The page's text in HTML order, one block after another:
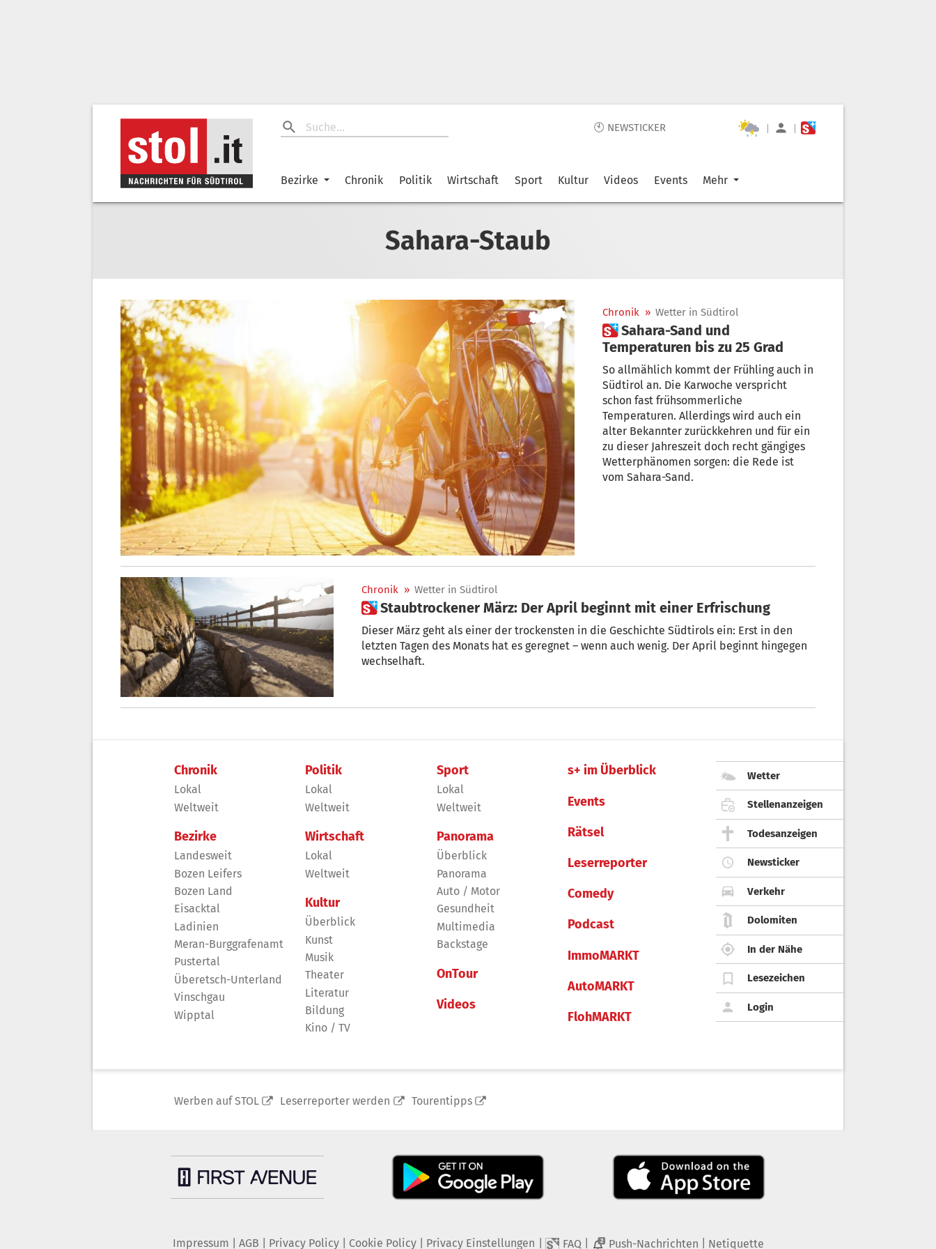
🕙 NEWSTICKER | |
Bezirke Chronik Politik Wirtschaft Sport Kultur Videos Events Mehr
Sahara-Staub
Chronik » Wetter in Südtirol
 Sahara-Sand und
Temperaturen bis zu 25 Grad
So allmählich kommt der Frühling auch in
Südtirol an. Die Karwoche verspricht
schon fast frühsommerliche
Temperaturen. Allerdings wird auch ein
alter Bekannter zurückkehren und für ein
zu dieser Jahreszeit doch recht gängiges
Wetterphänomen sorgen: die Rede ist
vom Sahara-Sand.
Chronik » Wetter in Südtirol
 Staubtrockener März: Der April beginnt mit einer Erfrischung
Dieser März geht als einer der trockensten in die Geschichte Südtirols ein: Erst in den
letzten Tagen des Monats hat es geregnet – wenn auch wenig. Der April beginnt hingegen
wechselhaft.
Chronik
Lokal
Weltweit
Bezirke
Landesweit
Bozen Leifers
Bozen Land
Eisacktal
Ladinien
Meran-Burggrafenamt
Pustertal
Überetsch-Unterland
Vinschgau
Wipptal
Politik
Lokal
Weltweit
Wirtschaft
Lokal
Weltweit
Kultur
Überblick
Kunst
Musik
Theater
Literatur
Bildung
Kino / TV
Sport
Lokal
Weltweit
Panorama
Überblick
Panorama
Auto / Motor
Gesundheit
Multimedia
Backstage
OnTour
Videos
s+ im Überblick
Events
Rätsel
Leserreporter
Comedy
Podcast
ImmoMARKT
AutoMARKT
FlohMARKT
Wetter
Stellenanzeigen
Todesanzeigen
Newsticker
Verkehr
Dolomiten
In der Nähe
Lesezeichen
Login
Werben auf STOL Leserreporter werden Tourentipps
Impressum AGB Privacy Policy| Cookie Policy| Privacy Einstellungen FAQ 2 Push-Nachrichten Netiquette